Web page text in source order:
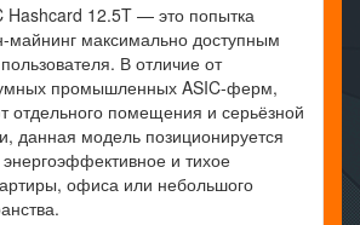
Hashcard 12.5T — это попытка
майнинг максимально доступным
В отличие от
промышленных ASIC-ферм,
отдельного помещения и серьёзной
данная модель позиционируется
энергоэффективное и тихое
офиса или небольшого